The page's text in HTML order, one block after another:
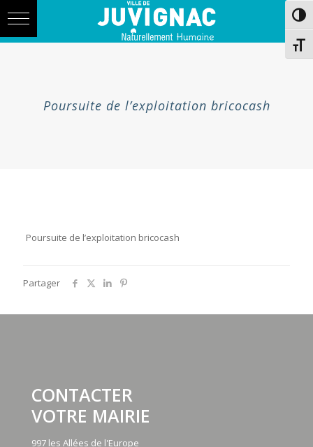
navigation
Poursuite de l’exploitation bricocash
Poursuite de l’exploitation bricocash
Partager
CONTACTER
VOTRE MAIRIE
997 les Allées de l'Europe